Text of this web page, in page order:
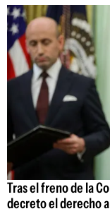
Tras el freno de la
decreto el derecho